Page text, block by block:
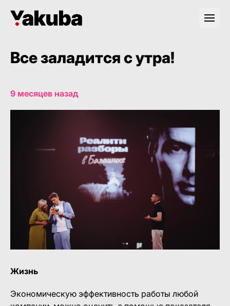
Все заладится с утра!
9 месяцев назад
Жизнь
Экономическую эффективность работы любой